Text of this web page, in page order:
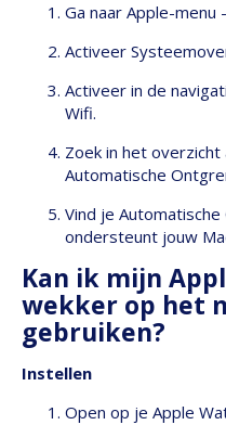
Ga naar Apple-menu
Activeer
Activeer in de
Wifi.
Zoek in het
Automatische
Vind je
ondersteunt jouw
Kan ik mijn
wekker op het
gebruiken?
Instellen
Open op je Apple